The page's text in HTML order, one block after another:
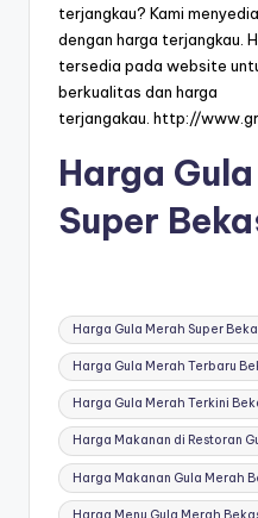
terjangkau? Kami
dengan harga terjangkau.
tersedia pada website
berkualitas dan harga
terjangakau. http://
Harga
Super
Tags:
Harga Gula Merah Super
Harga Gula Merah Terbaru
Harga Gula Merah Terkini
Harga Makanan di Restoran
Harga Makanan Gula Merah
Harga Menu Gula Merah